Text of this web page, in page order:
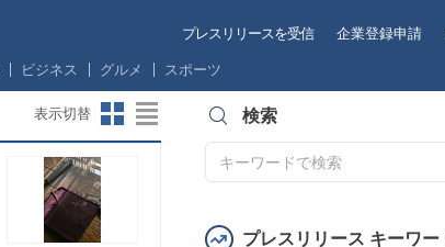
プレスリリースを受信 企業登録申請
ビジネス グルメ スポーツ
表示切替 検索
プレスリリース キーワー